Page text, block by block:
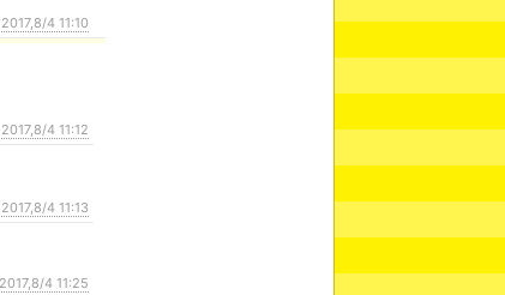
2017,8/4 11:10
2017,8/4 11:12
2017,8/4 11:13
2017,8/4 11:25